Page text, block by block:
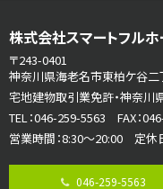
並列２台駐車可。１階はリビ
第8位
株式会社スマートフルホ
〒243-0401
神奈川県海老名市東柏ケ谷
宅地建物取引業免許・神奈川
TEL：046-259-5563 FAX：
営業時間：8:30～20:00 定休
046-259-5563